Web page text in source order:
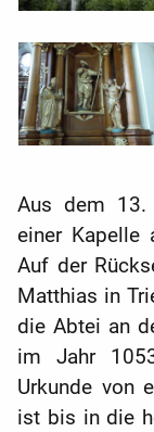
Aus dem 13.
einer Kapelle
Auf der
Matthias in
die Abtei an
im Jahr
Urkunde von
ist bis in die